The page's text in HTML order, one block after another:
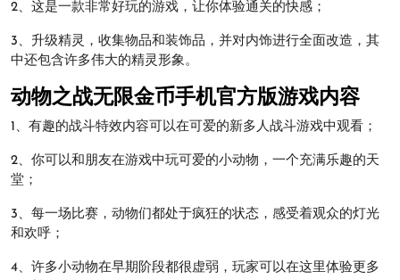
2、这是一款非常好玩的游戏，让你体验通关的快感；
3、升级精灵，收集物品和装饰品，并对内饰进行全面改造，其
中还包含许多伟大的精灵形象。
动物之战无限金币手机官方版游戏内容
1、有趣的战斗特效内容可以在可爱的新多人战斗游戏中观看；
2、你可以和朋友在游戏中玩可爱的小动物，一个充满乐趣的天
堂；
3、每一场比赛，动物们都处于疯狂的状态，感受着观众的灯光
和欢呼；
4、许多小动物在早期阶段都很虚弱，玩家可以在这里体验更多